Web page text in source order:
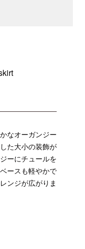
なオーガンジー
た大小の装飾が
ーにチュールを
ースも軽やかで
ンジが広がりま